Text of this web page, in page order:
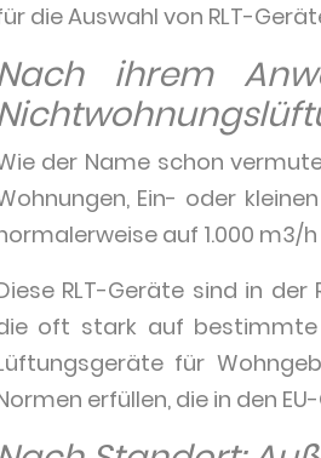
die Auswahl von RLT-
ihrem
der Name schon
Ein- oder
auf 1.000 m3/
RLT-Geräte sind in
oft stark auf bestimmte
für
erfüllen, die in den